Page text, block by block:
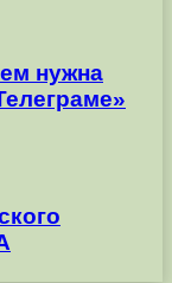
нужна